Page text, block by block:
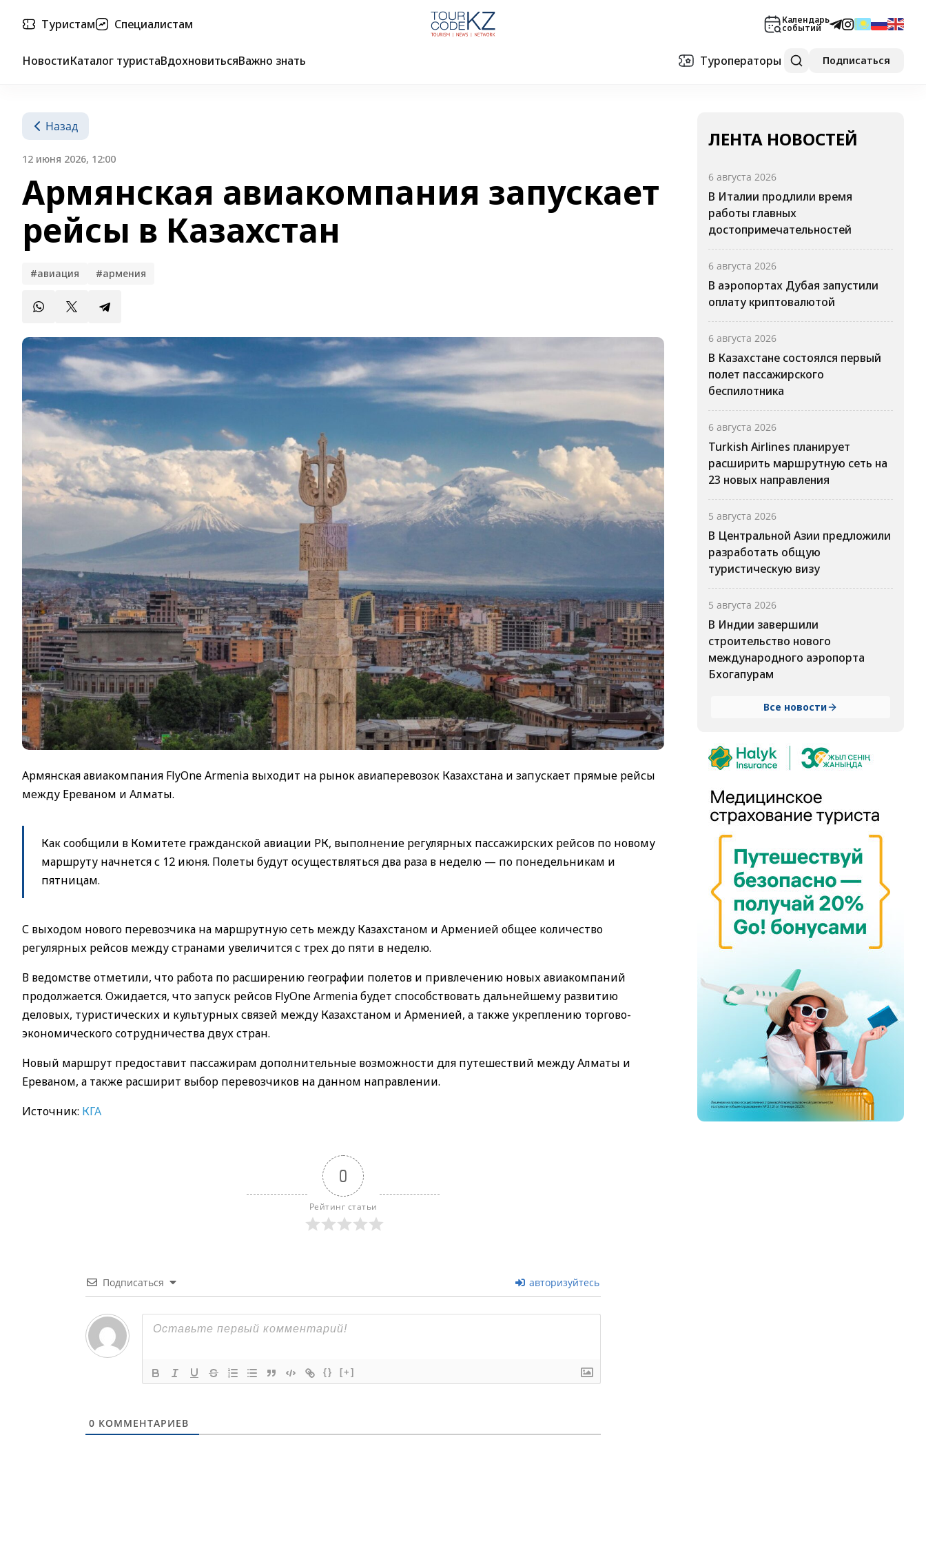
Туристам Специалистам Календарь
событий
НовостиКаталог туристаВдохновитьсяВажно знать Туроператоры Подписаться
Назад
12 июня 2026, 12:00
Армянская авиакомпания запускает
рейсы в Казахстан
#авиация #армения
Армянская авиакомпания FlyOne Armenia выходит на рынок авиаперевозок Казахстана и запускает прямые рейсы
между Ереваном и Алматы.
Как сообщили в Комитете гражданской авиации РК, выполнение регулярных пассажирских рейсов по новому
маршруту начнется с 12 июня. Полеты будут осуществляться два раза в неделю — по понедельникам и
пятницам.
С выходом нового перевозчика на маршрутную сеть между Казахстаном и Арменией общее количество
регулярных рейсов между странами увеличится с трех до пяти в неделю.
В ведомстве отметили, что работа по расширению географии полетов и привлечению новых авиакомпаний
продолжается. Ожидается, что запуск рейсов FlyOne Armenia будет способствовать дальнейшему развитию
деловых, туристических и культурных связей между Казахстаном и Арменией, а также укреплению торгово-
экономического сотрудничества двух стран.
Новый маршрут предоставит пассажирам дополнительные возможности для путешествий между Алматы и
Ереваном, а также расширит выбор перевозчиков на данном направлении.
Источник: КГА
0
Рейтинг статьи
Подписаться авторизуйтесь
{} [+]
0 КОММЕНТАРИЕВ
ЛЕНТА НОВОСТЕЙ
6 августа 2026
В Италии продлили время
работы главных
достопримечательностей
6 августа 2026
В аэропортах Дубая запустили
оплату криптовалютой
6 августа 2026
В Казахстане состоялся первый
полет пассажирского
беспилотника
6 августа 2026
Turkish Airlines планирует
расширить маршрутную сеть на
23 новых направления
5 августа 2026
В Центральной Азии предложили
разработать общую
туристическую визу
5 августа 2026
В Индии завершили
строительство нового
международного аэропорта
Бхогапурам
Все новости